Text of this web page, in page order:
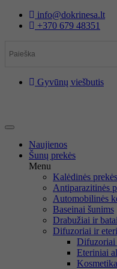
info@dokrinesa.lt
+370 679 48351
Gyvūnų viešbutis
Naujienos
Šunų prekės
Menu
Kalėdinės prekės
Antiparazitinės
Automobilinės
Baseinai šunims
Drabužiai ir
Difuzoriai ir
Difuzoriai
Eteriniai